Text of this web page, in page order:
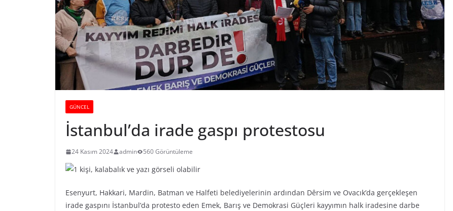
GÜNCEL
İstanbul’da irade gaspı protestosu
24 Kasım 2024 admin 560 Görüntüleme
Esenyurt, Hakkari, Mardin, Batman ve Halfeti belediyelerinin ardından Dêrsim ve Ovacık’da gerçekleşen
irade gaspını İstanbul’da protesto eden Emek, Barış ve Demokrasi Güçleri kayyımın halk iradesine darbe